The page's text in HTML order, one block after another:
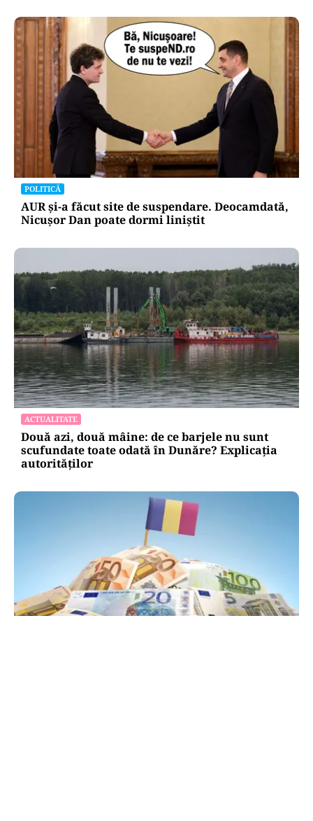
POLITICĂ
AUR și-a făcut site de suspendare. Deocamdată,
Nicușor Dan poate dormi liniștit
ACTUALITATE
Două azi, două mâine: de ce barjele nu sunt
scufundate toate odată în Dunăre? Explicația
autorităților